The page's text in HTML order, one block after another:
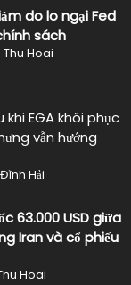
do lo ngại Fed
sách
Author
Thu Hoai
EGA khôi phục
vẫn hướng
Author
Đình Hải
63.000 USD giữa
Iran và cổ phiếu
Hoai